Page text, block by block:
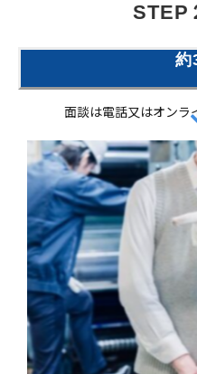
STEP
約
面談は電話又はオンラ